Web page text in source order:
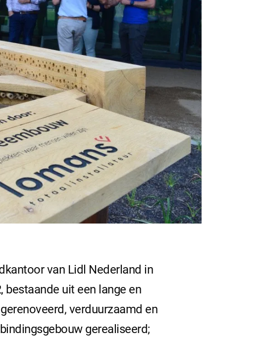
van Lidl Nederland in
bestaande uit een lange en
verduurzaamd en
gerealiseerd;